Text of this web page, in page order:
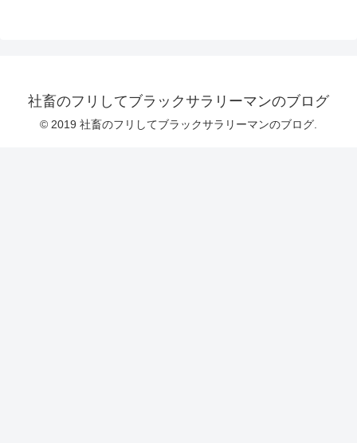
社畜のフリしてブラックサラリーマンのブログ
© 2019 社畜のフリしてブラックサラリーマンのブログ.